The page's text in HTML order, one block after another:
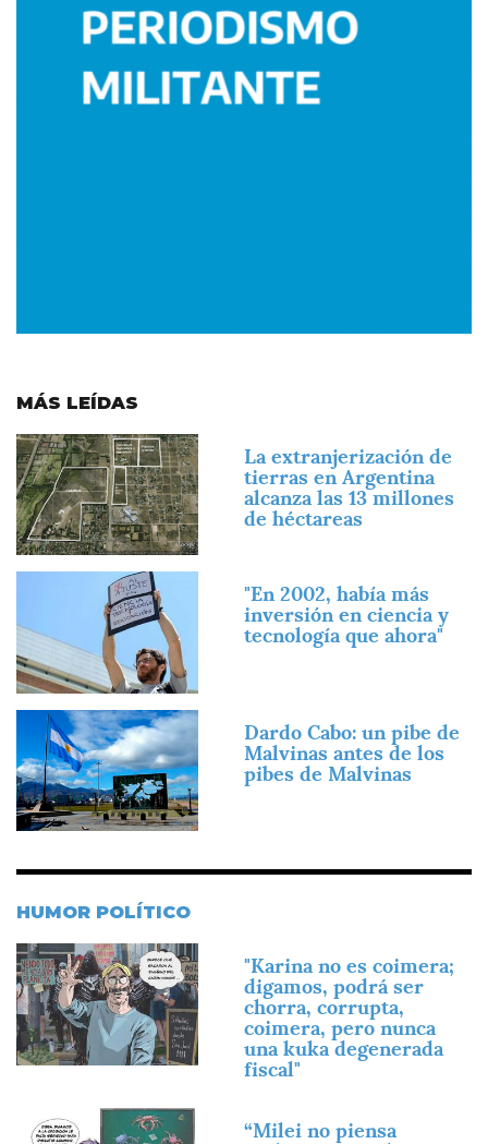
MÁS LEÍDAS
Imagen
La extranjerización de
tierras en Argentina
alcanza las 13 millones
de héctareas
"En 2002, había más
inversión en ciencia y
tecnología que ahora"
Imagen
Dardo Cabo: un pibe de
Malvinas antes de los
pibes de Malvinas
HUMOR POLÍTICO
Imagen
"Karina no es coimera;
digamos, podrá ser
chorra, corrupta,
coimera, pero nunca
una kuka degenerada
fiscal"
Imagen
“Milei no piensa